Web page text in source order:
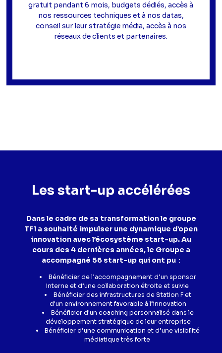
gratuit pendant 6 mois, budgets dédiés, accès à
nos ressources techniques et à nos datas,
conseil sur leur stratégie média, accès à nos
réseaux de clients et partenaires.
Les start-up accélérées
Dans le cadre de sa transformation le groupe
TF1 a souhaité impulser une dynamique d’open
innovation avec l’écosystème start-up. Au
cours des 4 dernières années, le Groupe a
accompagné 56 start-up qui ont pu :
Bénéficier de l’accompagnement d’un sponsor
interne et d’une collaboration étroite et suivie
Bénéficier des infrastructures de Station F et
d'un environnement favorable à l’innovation
Bénéficier d'un coaching personnalisé dans le
développement stratégique de leur entreprise
Bénéficier d’une communication et d’une visibilité
médiatique très forte